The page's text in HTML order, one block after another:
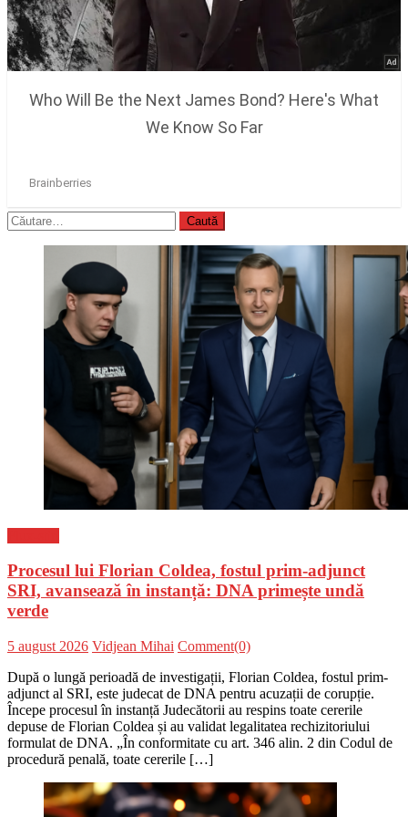
Caută
după:
Procesul lui Florian Coldea, fostul prim-adjunct
SRI, avansează în instanță: DNA primește undă
verde
Posted
5 august 2026 Author
Vidjean Mihai Comment(0)
După o lungă perioadă de investigații, Florian Coldea, fostul prim-
adjunct al SRI, este judecat de DNA pentru acuzații de corupție.
Începe procesul în instanță Judecătorii au respins toate cererile
depuse de Florian Coldea și au validat legalitatea rechizitoriului
formulat de DNA. „În conformitate cu art. 346 alin. 2 din Codul de
procedură penală, toate cererile […]